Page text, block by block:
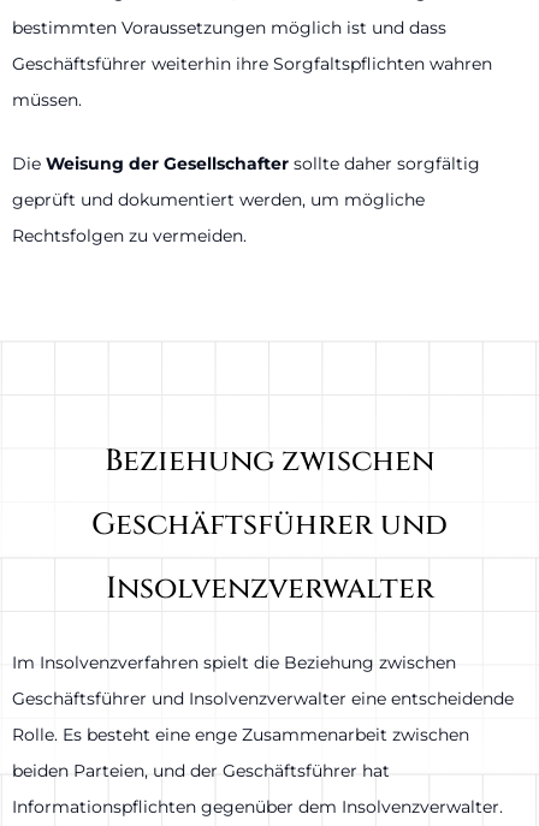
bestimmten Voraussetzungen möglich ist und dass
Geschäftsführer weiterhin ihre Sorgfaltspflichten wahren
müssen.
Die Weisung der Gesellschafter sollte daher sorgfältig
geprüft und dokumentiert werden, um mögliche
Rechtsfolgen zu vermeiden.
Beziehung zwischen
Geschäftsführer und
Insolvenzverwalter
Im Insolvenzverfahren spielt die Beziehung zwischen
Geschäftsführer und Insolvenzverwalter eine entscheidende
Rolle. Es besteht eine enge Zusammenarbeit zwischen
beiden Parteien, und der Geschäftsführer hat
Informationspflichten gegenüber dem Insolvenzverwalter.